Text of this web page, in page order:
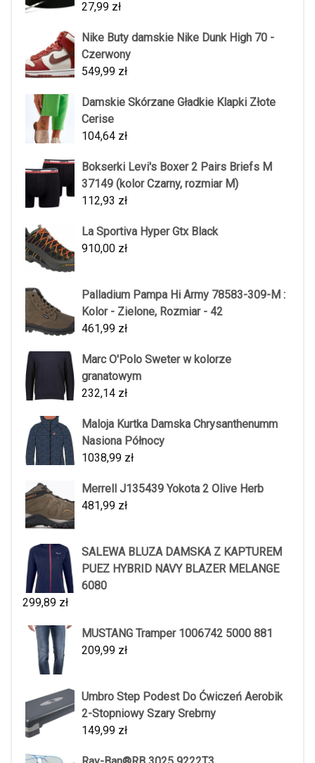
27,99 zł
Nike Buty damskie Nike Dunk High 70 -
Czerwony
549,99 zł
Damskie Skórzane Gładkie Klapki Złote
Cerise
104,64 zł
Bokserki Levi's Boxer 2 Pairs Briefs M
37149 (kolor Czarny, rozmiar M)
112,93 zł
La Sportiva Hyper Gtx Black
910,00 zł
Palladium Pampa Hi Army 78583-309-M :
Kolor - Zielone, Rozmiar - 42
461,99 zł
Marc O'Polo Sweter w kolorze
granatowym
232,14 zł
Maloja Kurtka Damska Chrysanthenumm
Nasiona Północy
1038,99 zł
Merrell J135439 Yokota 2 Olive Herb
481,99 zł
SALEWA BLUZA DAMSKA Z KAPTUREM
PUEZ HYBRID NAVY BLAZER MELANGE
6080
299,89 zł
MUSTANG Tramper 1006742 5000 881
209,99 zł
Umbro Step Podest Do Ćwiczeń Aerobik
2-Stopniowy Szary Srebrny
149,99 zł